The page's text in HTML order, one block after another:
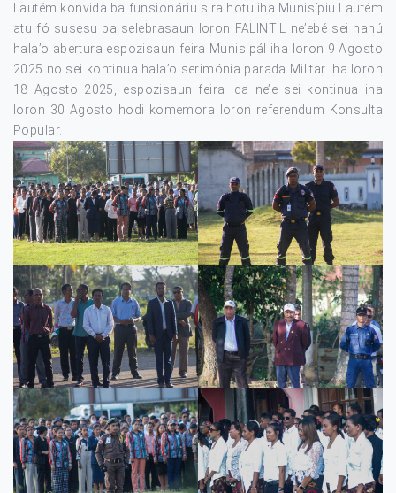
Lautém konvida ba funsionáriu sira hotu iha Munisípiu Lautém
atu fó susesu ba selebrasaun loron FALINTIL ne’ebé sei hahú
hala’o abertura espozisaun feira Munisipál iha loron 9 Agosto
2025 no sei kontinua hala’o serimónia parada Militar iha loron
18 Agosto 2025, espozisaun feira ida ne’e sei kontinua iha
loron 30 Agosto hodi komemora loron referendum Konsulta
Popular.